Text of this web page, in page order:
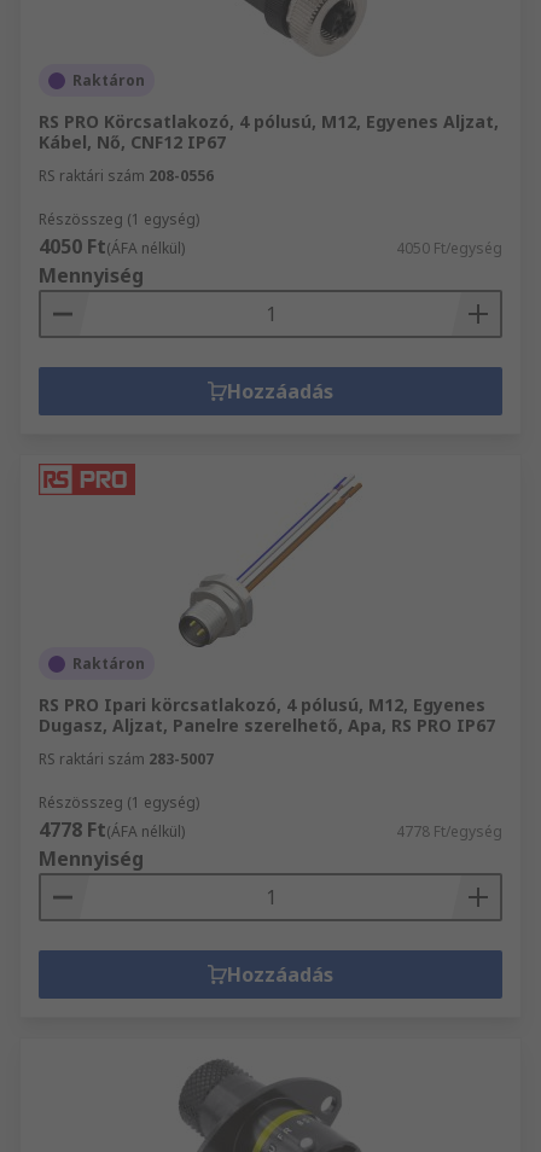
Raktáron
RS PRO Körcsatlakozó, 4 pólusú, M12, Egyenes Aljzat,
Kábel, Nő, CNF12 IP67
RS raktári szám 208-0556
Részösszeg (1 egység)
4050 Ft(ÁFA nélkül) 4050 Ft/egység
Mennyiség
Hozzáadás
Raktáron
RS PRO Ipari körcsatlakozó, 4 pólusú, M12, Egyenes
Dugasz, Aljzat, Panelre szerelhető, Apa, RS PRO IP67
RS raktári szám 283-5007
Részösszeg (1 egység)
4778 Ft(ÁFA nélkül) 4778 Ft/egység
Mennyiség
Hozzáadás